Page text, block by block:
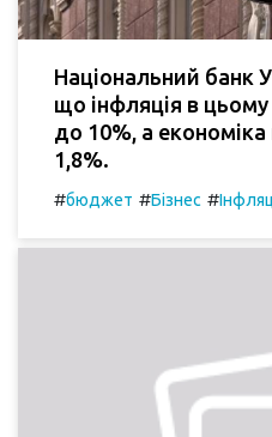
Національний банк
що інфляція в
до 10%, а економіка
1,8%.
#бюджет #Бізнес #